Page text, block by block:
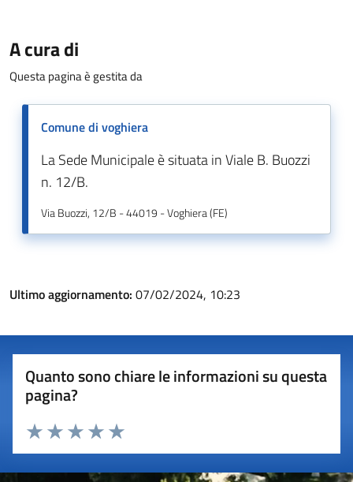
A cura di
Questa pagina è gestita da
Comune di voghiera
La Sede Municipale è situata in Viale B. Buozzi
n. 12/B.
Via Buozzi, 12/B - 44019 - Voghiera (FE)
Ultimo aggiornamento: 07/02/2024, 10:23
Quanto sono chiare le informazioni su questa
pagina?
Valuta 5 stelle su 5
Valuta 4 stelle su 5
Valuta 3 stelle su 5
Valuta 2 stelle su 5
Valuta 1 stelle su 5